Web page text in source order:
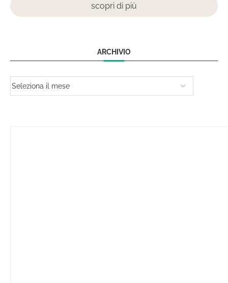
scopri di più
ARCHIVIO